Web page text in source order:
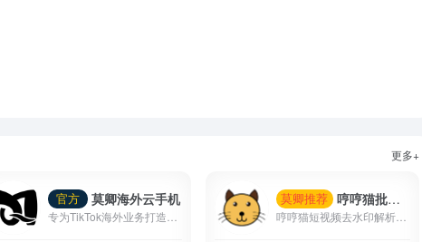
更多+
官方 莫卿海外云手机 莫卿推荐 哼哼猫批量下载去水印
哼哼猫短视频去水印解析下载工具,支持解析抖音、快手、火山、西瓜、小红书、美拍、淘宝、QQ看点等上百个平台的视频,提取出来的视频无水印,可以免费、快速、方便地将视频去水印保存到手机相册、电脑本地,除了单个视频提取,还支持一键批量去水印提取作者所有视频.